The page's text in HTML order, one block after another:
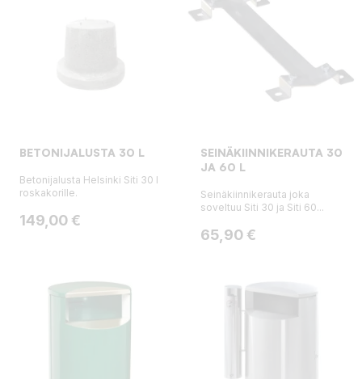
BETONIJALUSTA 30 L
Betonijalusta Helsinki Siti 30 l
roskakorille.
Hinta
149,00 €
SEINÄKIINNIKERAUTA 30
JA 60 L
Seinäkiinnikerauta joka
soveltuu Siti 30 ja Siti 60...
Hinta
65,90 €